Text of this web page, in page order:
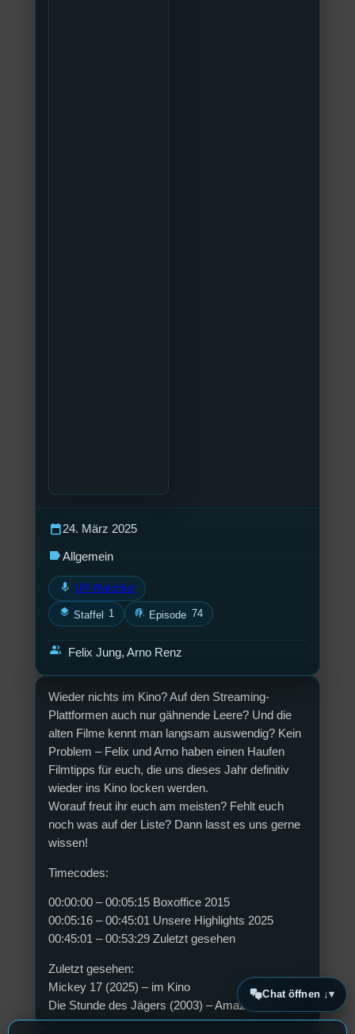
Wieder nichts im Kino? Auf den Streaming-
Plattformen auch nur gähnende Leere? Und die
alten Filme kennt man langsam auswendig? Kein
Problem – Felix und Arno haben einen Haufen
Filmtipps für euch, die uns dieses Jahr definitiv
wieder ins Kino locken werden.
Worauf freut ihr euch am meisten? Fehlt euch
noch was auf der Liste? Dann lasst es uns gerne
wissen!
Timecodes:
00:00:00 – 00:05:15 Boxoffice 2015
00:05:16 – 00:45:01 Unsere Highlights 2025
00:45:01 – 00:53:29 Zuletzt gesehen
Zuletzt gesehen:
Mickey 17 (2025) – im Kino
Die Stunde des Jägers (2003) – Amazon Prime
calendar_today24. März 2025
labelAllgemein
mic UR-Watchlist
layers Staffel 1 podcasts Episode 74
group Felix Jung, Arno Renz
Chat öffnen ↓